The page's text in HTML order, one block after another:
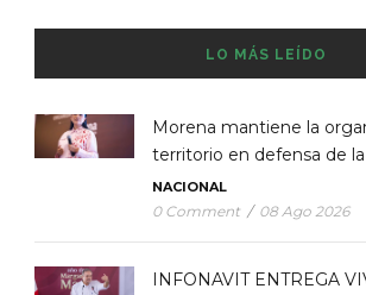
LO MÁS LEÍDO
Morena mantiene la
territorio en defensa de
NACIONAL
0 Comment / 08 Ago 2026
INFONAVIT ENTREGA